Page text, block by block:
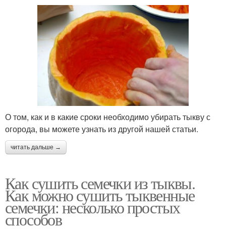
О том, как и в какие сроки необходимо убирать тыкву с
огорода, вы можете узнать из другой нашей статьи.
читать дальше →
Как сушить семечки из тыквы.
Как можно сушить тыквенные
семечки: несколько простых
способов